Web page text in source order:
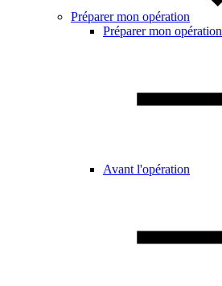
Préparer mon opération
Préparer mon opération
Avant l'opération